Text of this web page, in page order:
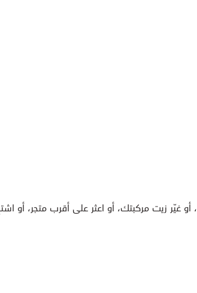
غيّر زيت مركبتك، أو اعثر على أقرب متجر، أو